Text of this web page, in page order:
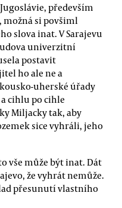
především
možná si povšiml
slova inat. V Sarajevu
univerzitní
postavit
ho ale ne a
uherské úřady
cihlu po cihle
Miljacky tak, aby
sice vyhráli, jeho
vše může být inat. Dát
že vyhrát nemůže.
přesunutí vlastního